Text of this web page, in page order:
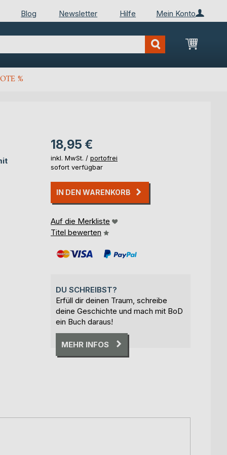
Mein Konto
Blog Newsletter Hilfe
Mein
%
18,95 €
inkl. MwSt. / portofrei
sofort verfügbar
IN DEN WARENKORB
Auf die Merkliste
Titel bewerten
DU SCHREIBST?
Erfüll dir deinen Traum, schreibe
deine Geschichte und mach mit BoD
ein Buch daraus!
MEHR INFOS